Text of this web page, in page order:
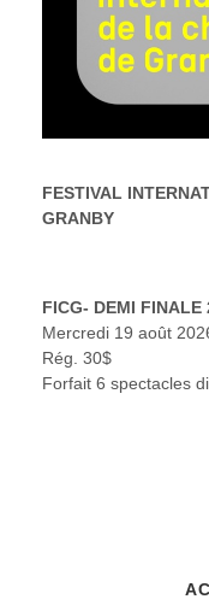
FESTIVAL
GRANBY
FICG- DEMI FINALE
Mercredi 19 août
Rég. 30$
Forfait 6 spectacles